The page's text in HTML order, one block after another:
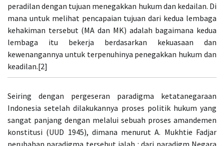
peradilan dengan tujuan menegakkan hukum dan kedailan. Di
mana untuk melihat pencapaian tujuan dari kedua lembaga
kehakiman tersebut (MA dan MK) adalah bagaimana kedua
lembaga itu bekerja berdasarkan kekuasaan dan
kewenangannya untuk terpenuhinya penegakkan hukum dan
keadilan.[2]
Seiring dengan pergeseran paradigma ketatanegaraan
Indonesia setelah dilakukannya proses politik hukum yang
sangat panjang dengan melalui sebuah proses amandemen
konstitusi (UUD 1945), dimana menurut A. Mukhtie Fadjar